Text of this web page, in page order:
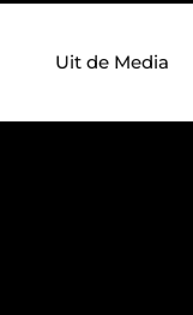
Uit de Media